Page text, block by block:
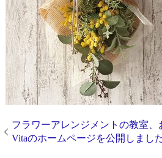
フラワーアレンジメントの教室、
Vitaのホームページを公開しました